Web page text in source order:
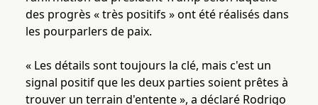
des progrès « très positifs » ont été réalisés dans
les pourparlers de paix.
« Les détails sont toujours la clé, mais c'est un
signal positif que les deux parties soient prêtes à
trouver un terrain d'entente », a déclaré Rodrigo